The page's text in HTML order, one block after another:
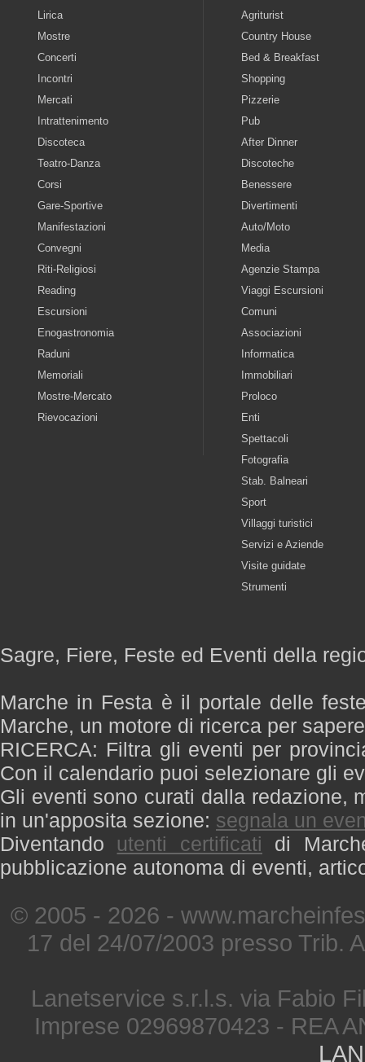
Lirica
Mostre
Concerti
Incontri
Mercati
Intrattenimento
Discoteca
Teatro-Danza
Corsi
Gare-Sportive
Manifestazioni
Convegni
Riti-Religiosi
Reading
Escursioni
Enogastronomia
Raduni
Memoriali
Mostre-Mercato
Rievocazioni
Agriturist
Country House
Bed & Breakfast
Shopping
Pizzerie
Pub
After Dinner
Discoteche
Benessere
Divertimenti
Auto/Moto
Media
Agenzie Stampa
Viaggi Escursioni
Comuni
Associazioni
Informatica
Immobiliari
Proloco
Enti
Spettacoli
Fotografia
Stab. Balneari
Sport
Villaggi turistici
Servizi e Aziende
Visite guidate
Strumenti
Sagre, Fiere, Feste ed Eventi della
Marche in Festa è il portale delle
Marche, un motore di ricerca per
RICERCA: Filtra gli eventi per
Con il calendario puoi selezionare gli
Gli eventi sono curati dalla redazione,
in un'apposita sezione: segnala un
Diventando utenti certificati di
pubblicazione autonoma di eventi,
© 2005 - 2026 -
17 del 24/07/2003 presso Trib.
Lanetservice s.r.l.s. via Fabio
Imprese 02969870423 - REA